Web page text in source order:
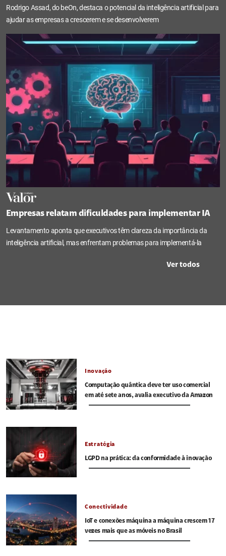
Rodrigo Assad, do beOn, destaca o potencial da inteligência artificial para
ajudar as empresas a crescerem e se desenvolverem
Empresas relatam dificuldades para implementar IA
Levantamento aponta que executivos têm clareza da importância da
inteligência artificial, mas enfrentam problemas para implementá-la
Ver todos
Inovação
Computação quântica deve ter uso comercial
em até sete anos, avalia executivo da Amazon
Estratégia
LGPD na prática: da conformidade à inovação
Conectividade
IoT e conexões máquina a máquina crescem 17
vezes mais que as móveis no Brasil